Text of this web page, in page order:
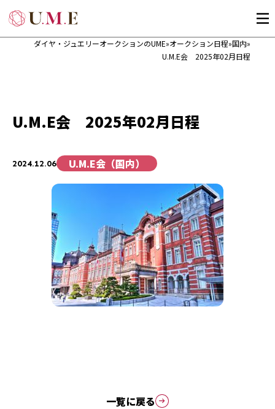
ダイヤ・ジュエリーオークションのUME»オークション日程»国内»
U.M.E会 2025年02月日程
U.M.E会 2025年02月日程
2024.12.06 U.M.E会（国内）
一覧に戻る